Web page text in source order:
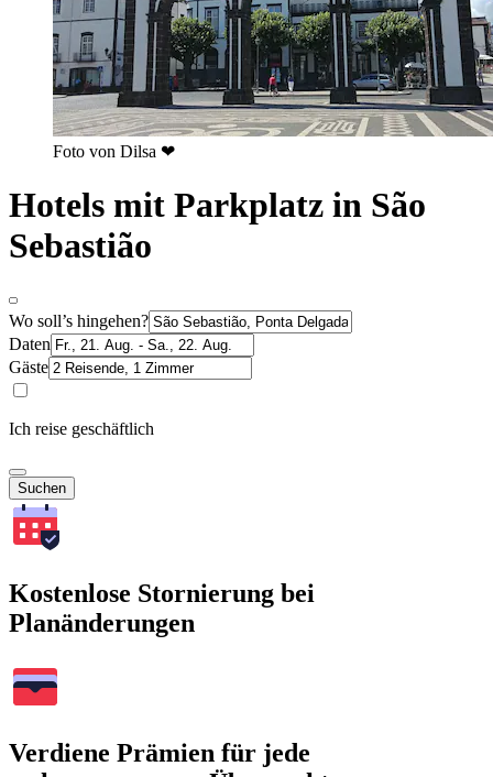
Foto von ‎‎‎‎Dilsa ❤
Hotels mit Parkplatz in São
Sebastião
Wo soll’s hingehen?
Daten
Gäste
Ich reise geschäftlich
Suchen
Kostenlose Stornierung bei
Planänderungen
Verdiene Prämien für jede